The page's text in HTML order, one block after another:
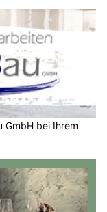
GmbH bei Ihrem